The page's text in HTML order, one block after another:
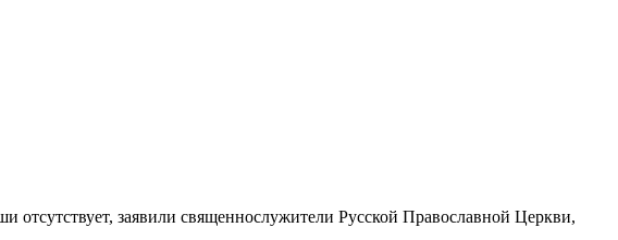
заявили священнослужители Русской Православной Церкви,